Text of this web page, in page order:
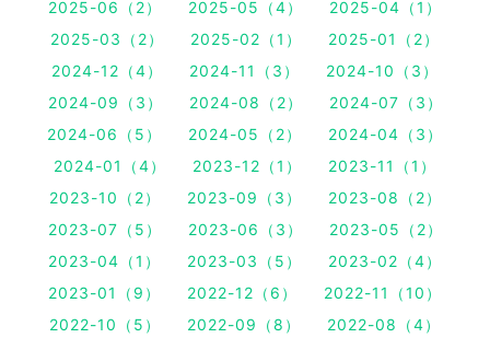
2025-06（2）
2025-05（4）
2025-04（1）
2025-03（2）
2025-02（1）
2025-01（2）
2024-12（4）
2024-11（3）
2024-10（3）
2024-09（3）
2024-08（2）
2024-07（3）
2024-06（5）
2024-05（2）
2024-04（3）
2024-01（4）
2023-12（1）
2023-11（1）
2023-10（2）
2023-09（3）
2023-08（2）
2023-07（5）
2023-06（3）
2023-05（2）
2023-04（1）
2023-03（5）
2023-02（4）
2023-01（9）
2022-12（6）
2022-11（10）
2022-10（5）
2022-09（8）
2022-08（4）